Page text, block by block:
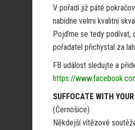
V pořadí již páté
nabídne velmi kvalitní
Pojďme se tedy podívat,
pořadatel přichystal za
FB událost sledujte a
https://
SUFFOCATE WITH
(Černošice)
Někdejší vítězové